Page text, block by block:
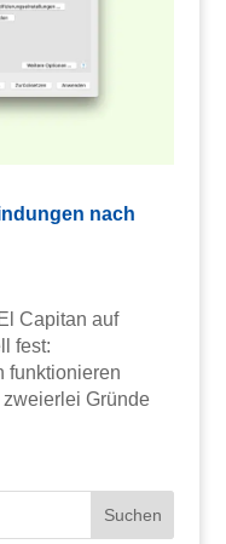
nach
Capitan auf
fest:
funktionieren
Gründe